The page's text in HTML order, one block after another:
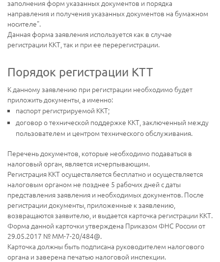
заполнения форм указанных документов и порядка
направления и получения указанных документов на бумажном
носителе".
Данная форма заявления используется как в случае
регистрации ККТ, так и при ее перерегистрации.
Порядок регистрации КТТ
К данному заявлению при регистрации необходимо будет
приложить документы, а именно:
паспорт регистрируемой ККТ;
договор о технической поддержке ККТ, заключенный между
пользователем и центром технического обслуживания.
Перечень документов, которые необходимо подаваться в
налоговый орган, является исчерпывающим.
Регистрация ККТ осуществляется бесплатно и осуществляется
налоговым органом не позднее 5 рабочих дней с даты
представления заявления и необходимых документов. После
регистрации документы, приложенные к заявлению,
возвращаются заявителю, и выдается карточка регистрации ККТ.
Форма данной карточки утверждена Приказом ФНС России от
29.05.2017 № ММ-7-20/484@.
Карточка должны быть подписана руководителем налогового
органа и заверена печатью налоговой инспекции.